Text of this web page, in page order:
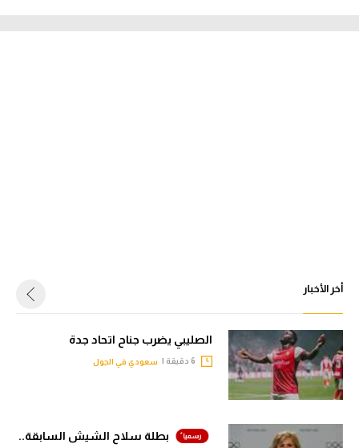
أخر الأخبار
الصليبي يضرب جناح اتحاد جدة
سعودي في الجول
بطلة سلاح الشيش السابقة..